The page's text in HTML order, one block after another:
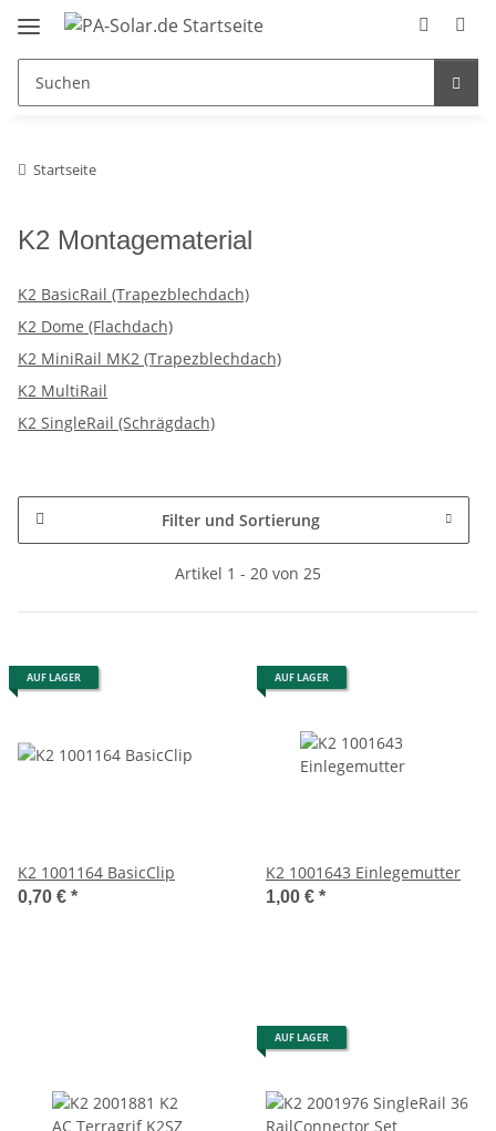
Startseite
K2 Montagematerial
K2 BasicRail (Trapezblechdach)
K2 Dome (Flachdach)
K2 MiniRail MK2 (Trapezblechdach)
K2 MultiRail
K2 SingleRail (Schrägdach)
Filter und Sortierung
Artikel 1 - 20 von 25
AUF LAGER
K2 1001164 BasicClip
0,70 € *
AUF LAGER
K2 1001643 Einlegemutter
1,00 € *
AUF LAGER